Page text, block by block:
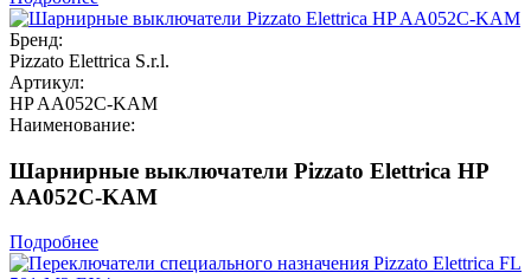
Бренд:
Pizzato Elettrica S.r.l.
Артикул:
HP AA052C-KAM
Наименование:
Шарнирные выключатели Pizzato Elettrica HP
AA052C-KAM
Подробнее